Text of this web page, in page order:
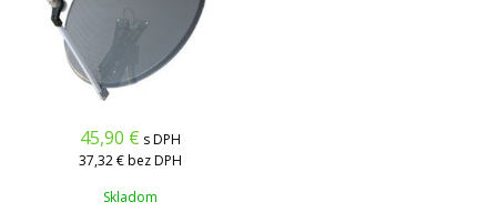
45,90 € s DPH
37,32 € bez DPH
Skladom